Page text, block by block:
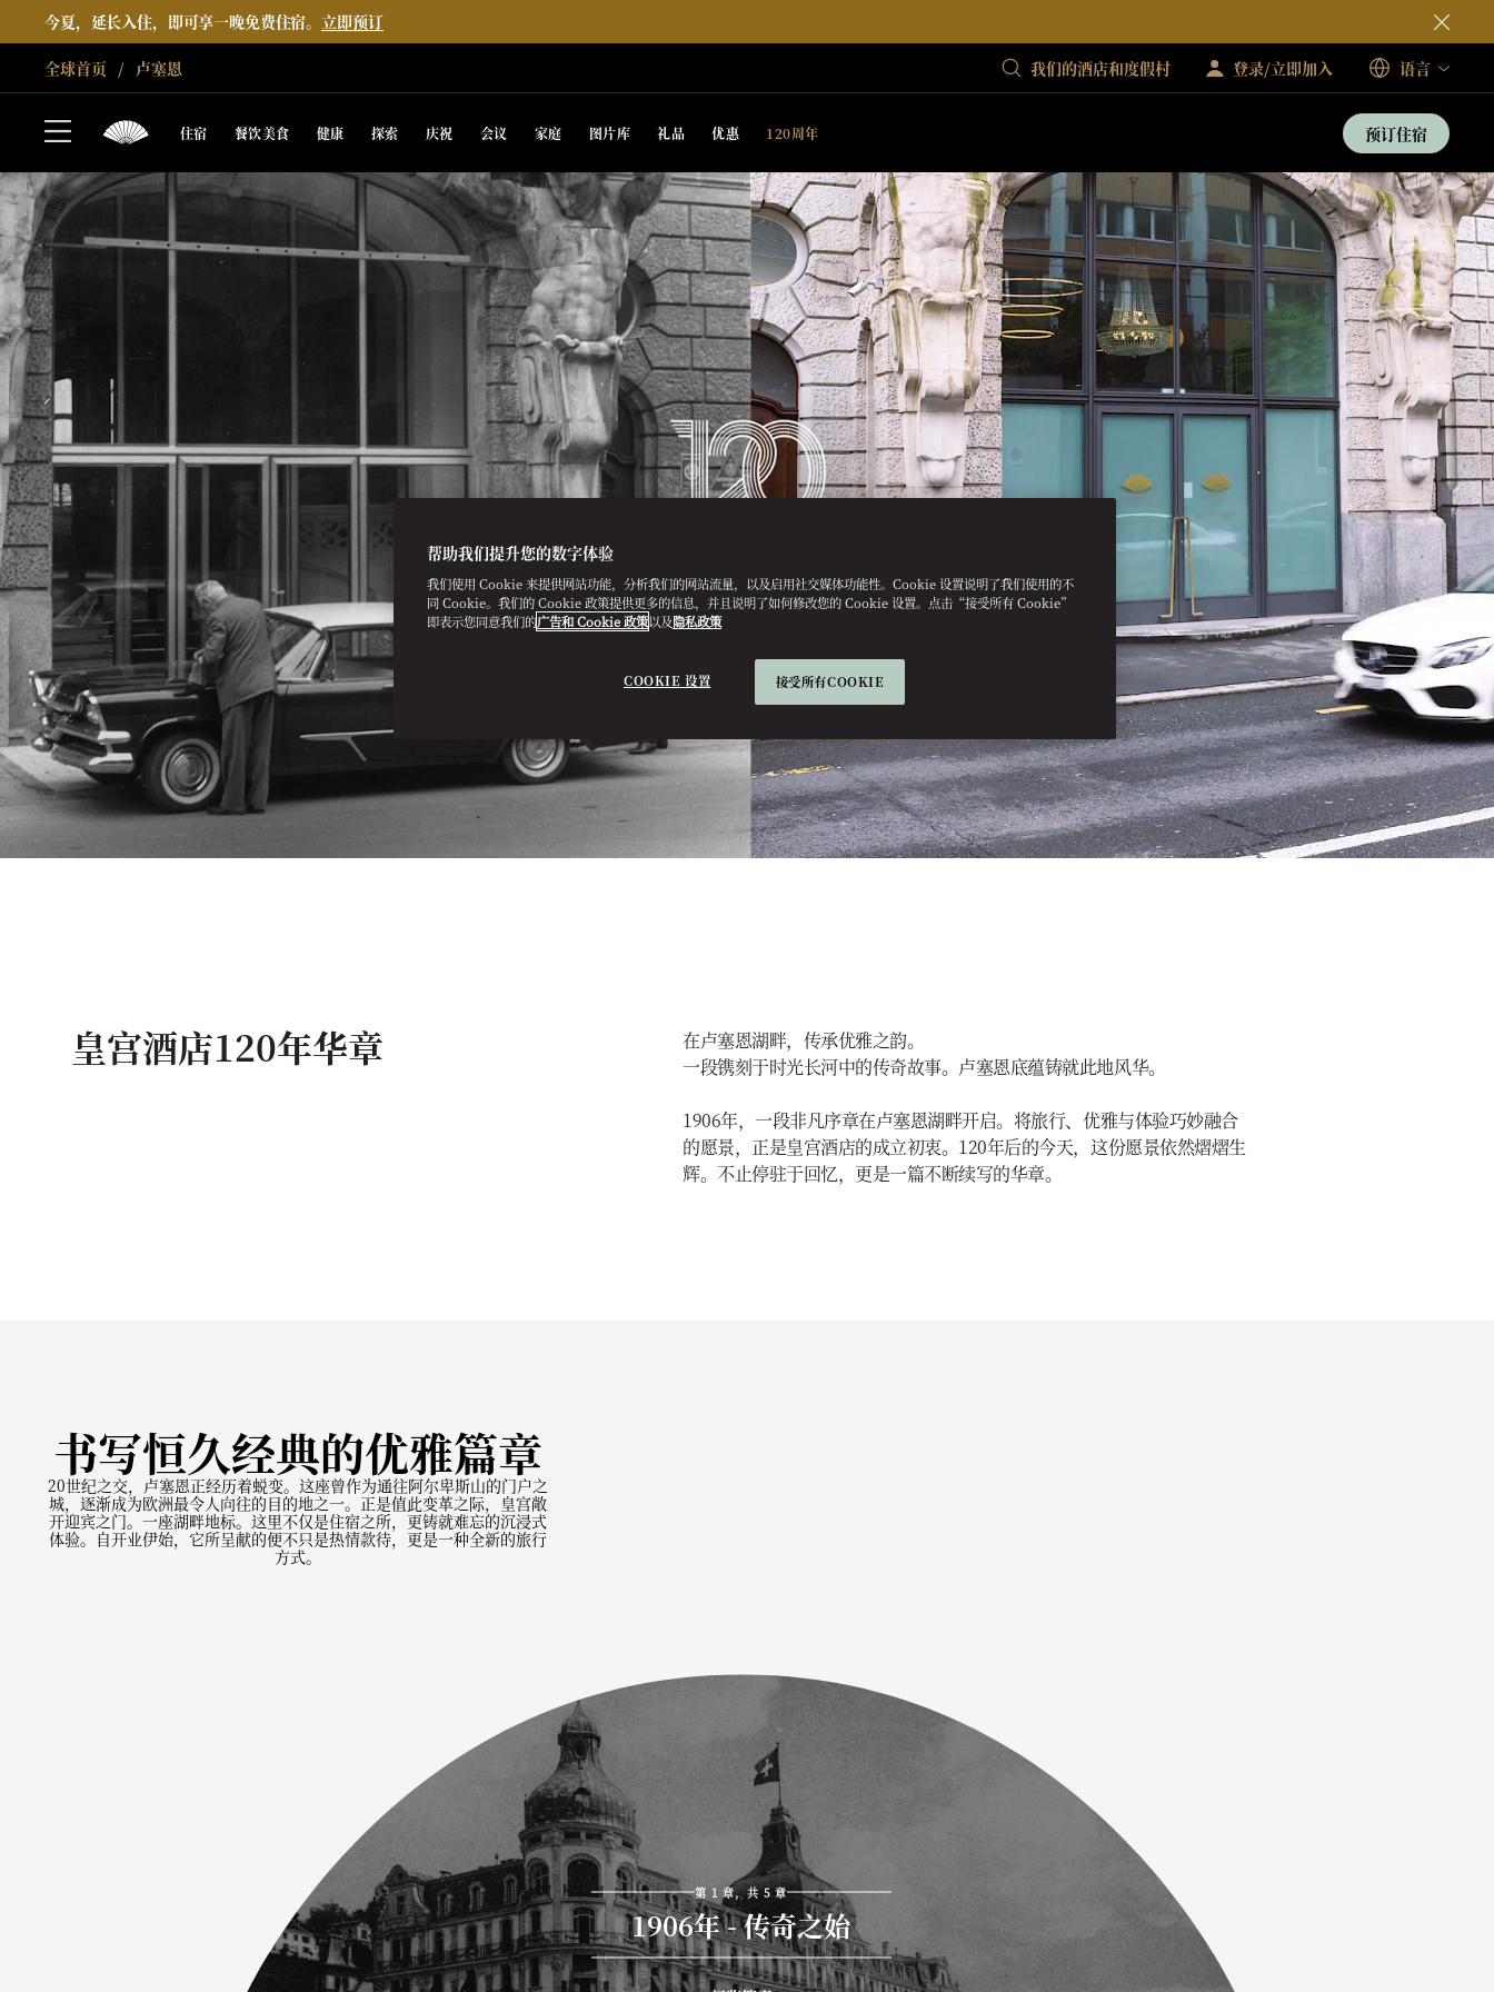
今夏，延长入住，即可享一晚免费住宿。 立即预订
全球首页 卢塞恩 我们的酒店和度假村 登录/立即加入 语言
住宿 餐饮美食 健康 探索 庆祝 会议 家庭 图片库 礼品 优惠 120周年 预订住宿
皇宫酒店120年华章
在卢塞恩湖畔，传承优雅之韵。
一段镌刻于时光长河中的传奇故事。卢塞恩底蕴铸就此地风华。
1906年，一段非凡序章在卢塞恩湖畔开启。将旅行、优雅与体验巧妙融合
的愿景，正是皇宫酒店的成立初衷。120年后的今天，这份愿景依然熠熠生
辉。不止停驻于回忆，更是一篇不断续写的华章。
书写恒久经典的优雅篇章
20世纪之交，卢塞恩正经历着蜕变。这座曾作为通往阿尔卑斯山的门户之
城，逐渐成为欧洲最令人向往的目的地之一。正是值此变革之际，皇宫敞
开迎宾之门。一座湖畔地标。这里不仅是住宿之所，更铸就难忘的沉浸式
体验。自开业伊始，它所呈献的便不只是热情款待，更是一种全新的旅行
方式。
第 1 章，共 5 章
1906年 - 传奇之始
帮助我们提升您的数字体验
我们使用 Cookie 来提供网站功能，分析我们的网站流量，以及启用社交媒体功能性。Cookie 设置说明了我们使用的不
同 Cookie。我们的 Cookie 政策提供更多的信息，并且说明了如何修改您的 Cookie 设置。点击“接受所有 Cookie”
即表示您同意我们的广告和 Cookie 政策以及隐私政策
COOKIE 设置 接受所有COOKIE